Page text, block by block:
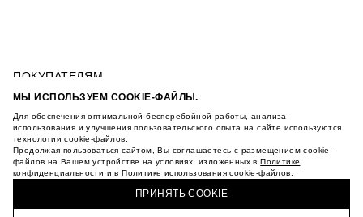
МЫ ИСПОЛЬЗУЕМ COOKIE-ФАЙЛЫ.
Для обеспечения оптимальной бесперебойной работы, анализа
использования и улучшения пользовательского опыта на сайте используются
технологии cookie-файлов.
Продолжая пользоваться сайтом, Вы соглашаетесь с размещением cookie-
файлов на Вашем устройстве на условиях, изложенных вПолитике
конфиденциальности и вПолитике использования cookie-файлов
ПРИНЯТЬ COOKIE
ПОКУПАТЕЛЯМ
УСЛОВИЯ ИСПОЛЬЗОВАНИЯ ПОДАРОЧНЫХ
ПОЛИТИКА КОНФИДЕНЦИАЛЬНОСТИ
ПОЛИТИКА COOKIE
УСЛОВИЯ ПОКУПКИ
О НАС
КУРТКА ОВЕРСАЙЗ С КАРМАНАМИ
КУПИТЬ + ПОЛУЧИТЬ В МАГАЗИНЕ MAAG